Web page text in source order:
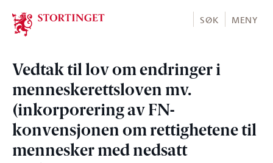
Stortinget.no
SØK MENY
Vedtak til lov om endringer i
menneskerettsloven mv.
(inkorporering av FN-
konvensjonen om rettighetene til
mennesker med nedsatt